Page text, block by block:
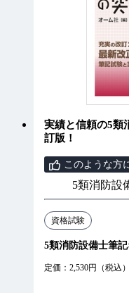
実績と信頼の5類
訂版！
このような方
5類消防設
資格試験
5類消防設備士筆
定価：2,530円（税込）